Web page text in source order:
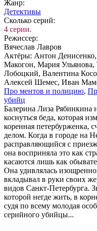
Жанр:
Де­тек­ти­вы
Сколь­ко се­рий:
4 серии.
Ре­жис­сер:
Вячеслав Лавров
Ак­тё­ры: Антон
Макогон, Мария
Лобоцкий, Валентина
Алексей Шемес, Иван
Про мен­тов и по­ли­цию,
убийц
Балерина Лиза Рябинкина
коснуться беда, которая
коренная петербурженка,
делом. Когда в городе на
расправляющийся с
она восприняла это как
касаются лишь как
Она удивлялась
вкладывал в руки своих
видов Санкт-Петербурга.
которой негде жить, в
судя по всему молодая
серийного убийцы...